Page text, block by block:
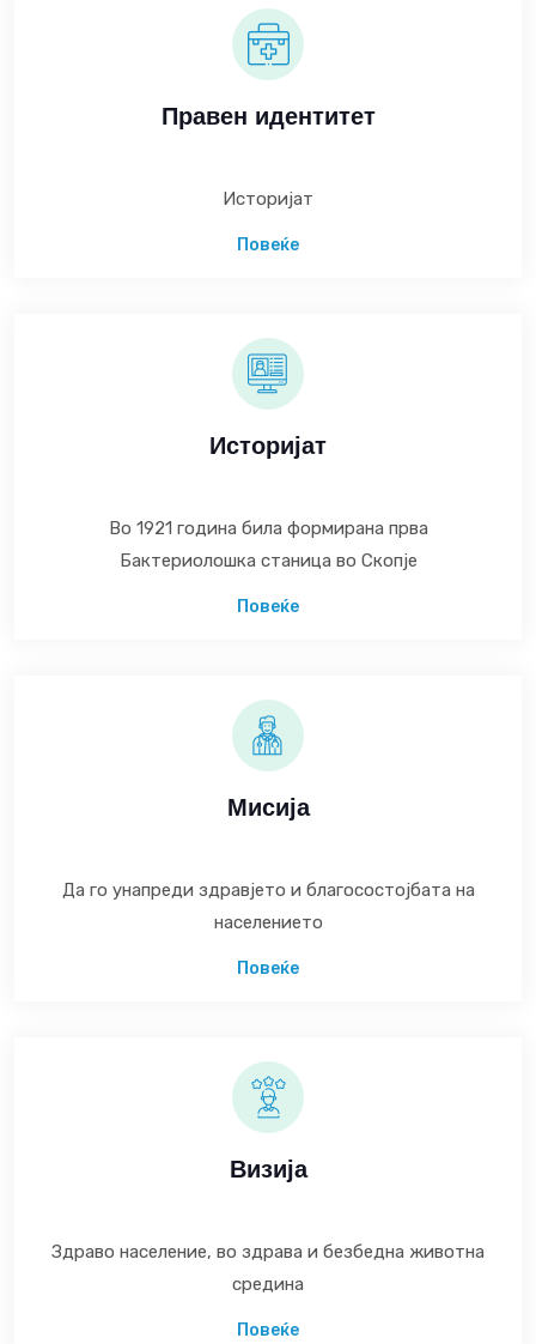
Правен идентитет
Историјат
Повеќе
Историјат
Во 1921 година била формирана прва
Бактериолошка станица во Скопје
Повеќе
Мисија
Да го унапреди здравјето и благосостојбата на
населението
Повеќе
Визија
Здраво население, во здрава и безбедна животна
средина
Повеќе